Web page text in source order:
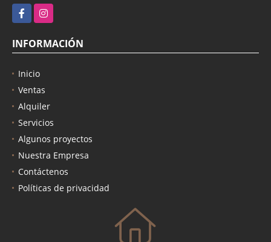
FacebookInstagram
INFORMACIÓN
Inicio
Ventas
Alquiler
Servicios
Algunos proyectos
Nuestra Empresa
Contáctenos
Políticas de privacidad